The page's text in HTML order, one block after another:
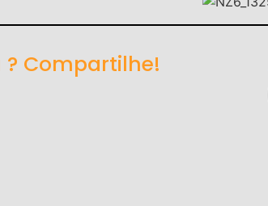
? Compartilhe!